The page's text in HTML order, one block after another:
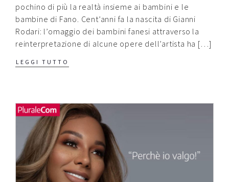
pochino di più la realtà insieme ai bambini e le
bambine di Fano. Cent’anni fa la nascita di Gianni
Rodari: l’omaggio dei bambini fanesi attraverso la
reinterpretazione di alcune opere dell’artista ha […]
LEGGI TUTTO